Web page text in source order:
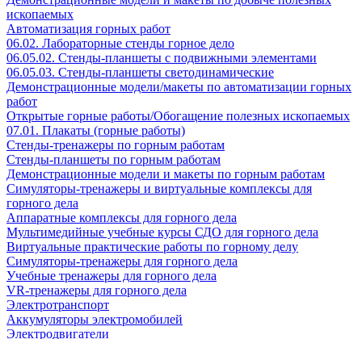
ископаемых
Автоматизация горных работ
06.02. Лабораторные стенды горное дело
06.05.02. Стенды-планшеты с подвижными элементами
06.05.03. Стенды-планшеты светодинамические
Демонстрационные модели/макеты по автоматизации горных
работ
Открытые горные работы/Обогащение полезных ископаемых
07.01. Плакаты (горные работы)
Стенды-тренажеры по горным работам
Стенды-планшеты по горным работам
Демонстрационные модели и макеты по горным работам
Симуляторы-тренажеры и виртуальные комплексы для
горного дела
Аппаратные комплексы для горного дела
Мультимедийные учебные курсы СДО для горного дела
Виртуальные практические работы по горному делу
Симуляторы-тренажеры для горного дела
Учебные тренажеры для горного дела
VR-тренажеры для горного дела
Электротранспорт
Аккумуляторы электромобилей
Электродвигатели